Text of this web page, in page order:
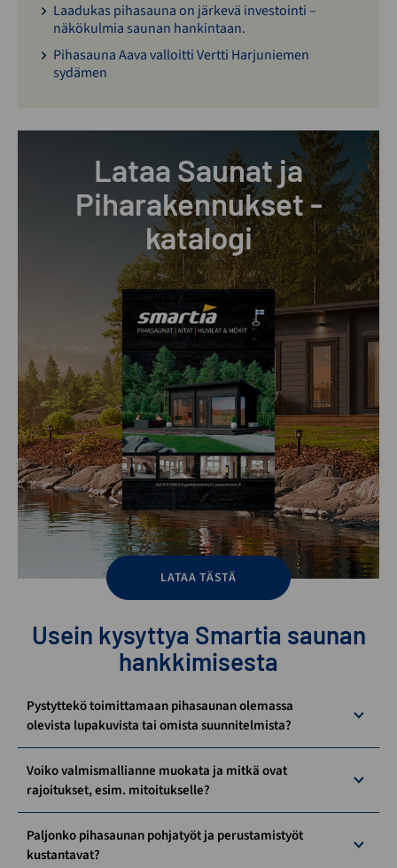
Laadukas pihasauna on järkevä investointi –
näkökulmia saunan hankintaan.
Pihasauna Aava valloitti Vertti Harjuniemen
sydämen
Lataa Saunat ja
Piharakennukset -
katalogi
LATAA TÄSTÄ
Usein kysyttya Smartia saunan
hankkimisesta
Pystyttekö toimittamaan pihasaunan olemassa
olevista lupakuvista tai omista suunnitelmista?
Voiko valmismallianne muokata ja mitkä ovat
rajoitukset, esim. mitoitukselle?
Paljonko pihasaunan pohjatyöt ja perustamistyöt
kustantavat?